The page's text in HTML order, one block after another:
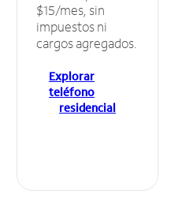
$15/mes, sin
impuestos ni
cargos agregados.
Explorar
teléfono
residencial